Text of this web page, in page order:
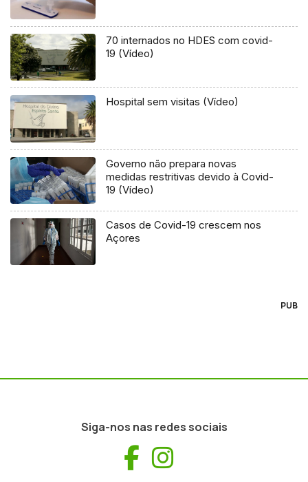
70 internados no HDES com covid-
19 (Vídeo)
Hospital sem visitas (Vídeo)
Governo não prepara novas
medidas restritivas devido à Covid-
19 (Vídeo)
Casos de Covid-19 crescem nos
Açores
PUB
Siga-nos nas redes sociais
Facebook